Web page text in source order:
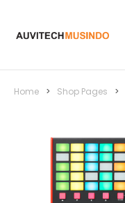
Home > Shop Pages >